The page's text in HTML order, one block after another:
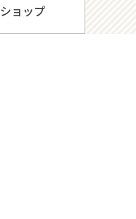
ショップ